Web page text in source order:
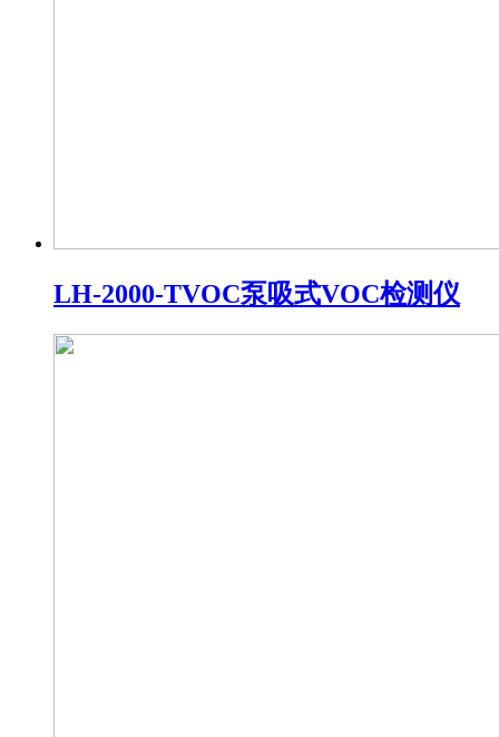
LH-2000-TVOC泵吸式VOC检测仪